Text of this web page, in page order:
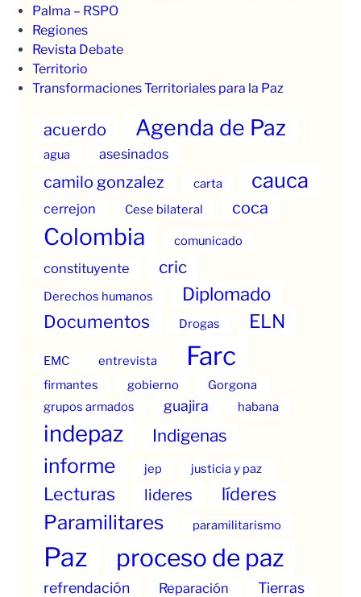
Palma – RSPO
Regiones
Revista Debate
Territorio
Transformaciones Territoriales para la Paz
acuerdo Agenda de Paz
agua asesinados
camilo gonzalez carta cauca
cerrejon Cese bilateral coca
Colombia comunicado
constituyente cric
Derechos humanos Diplomado
Documentos Drogas ELN
EMC entrevista Farc
firmantes gobierno
Gorgona
grupos armados
guajira habana
indepaz Indigenas
informe jep justicia y paz
Lecturas lideres líderes
Paramilitares paramilitarismo
Paz proceso de paz
refrendación Reparación
Tierras